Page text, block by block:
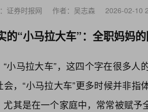
证券时报网 作者：吴志森 2026-02-10
的“小马拉大车”：全职妈妈
“小马拉大车”，这四个字在很多
会，“小马拉大车”更多时候并非
尤其是在一个家庭中，常常被赋